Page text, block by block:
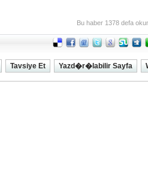
Bu haber 1378 defa
Tavsiye Et Yazd�r�labilir Sayfa